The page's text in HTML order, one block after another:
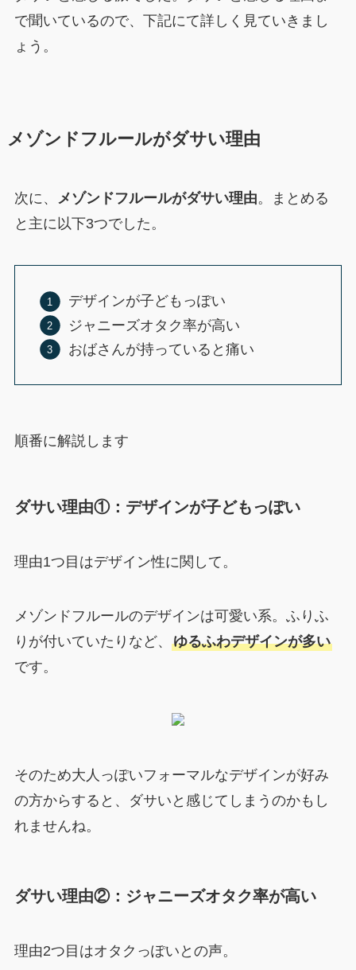
で聞いているので、下記にて詳しく見ていきまし
ょう。
メゾンドフルールがダサい理由
次に、 メゾンドフルールがダサい理由。まとめる
と主に以下3つでした。
デザインが子どもっぽい
ジャニーズオタク率が高い
おばさんが持っていると痛い
順番に解説します
ダサい理由①：デザインが子どもっぽい
理由1つ目はデザイン性に関して。
メゾンドフルールのデザインは可愛い系。ふりふ
りが付いていたりなど、 ゆるふわデザインが多い
です。
そのため大人っぽいフォーマルなデザインが好み
の方からすると、ダサいと感じてしまうのかもし
れませんね。
ダサい理由②：ジャニーズオタク率が高い
理由2つ目はオタクっぽいとの声。